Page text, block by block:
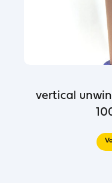
vertical